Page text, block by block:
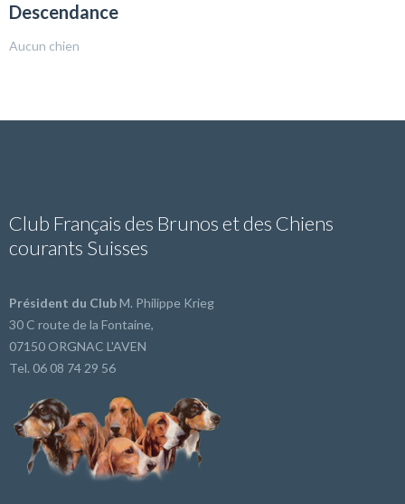
Descendance
Aucun chien
Club Français des Brunos et des Chiens
courants Suisses
Président du ClubM. Philippe Krieg
30 C route de la Fontaine,
07150 ORGNAC L'AVEN
Tel. 06 08 74 29 56